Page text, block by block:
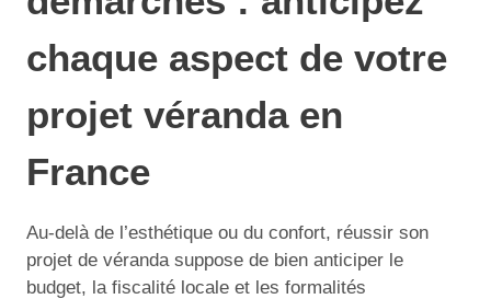
chaque aspect de votre
projet véranda en
France
Au-delà de l’esthétique ou du confort, réussir son
projet de véranda suppose de bien anticiper le
budget, la fiscalité locale et les formalités